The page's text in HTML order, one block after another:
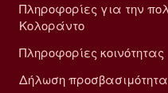
Πληροφορίες για την
Κολοράντο
Πληροφορίες κοινότητας
Δήλωση